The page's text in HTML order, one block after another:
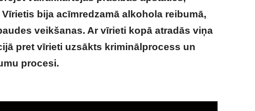
bija acīmredzamā alkohola reibumā,
veikšanas. Ar vīrieti kopā atradās viņa
pret vīrieti uzsākts kriminālprocess un
procesi.